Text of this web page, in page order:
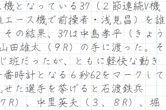
となっている37（２節連続V機
ース機で前操者・浅見昌）を誰
の結果、37は中島孝平（きょう
田雄太（９R）の手に渡った。そ
班だったが、ともに軽快な動き
時計となる６秒62をマークして
た選手を挙げると石渡鉄兵
R）、中里英夫（３、８R）、堀